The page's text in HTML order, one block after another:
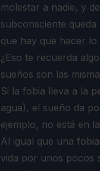
molestar a nadie, y
subconsciente
que hay que hacer
¿Eso te recuerda
sueños son las
Si la fobia lleva a la
agua), el sueño da
ejemplo, no está en
Al igual que una
vida por unos pocos